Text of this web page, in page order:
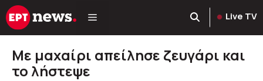
Μετάβαση
σε
Live TV
Με μαχαίρι απείλησε ζευγάρι και
το λήστεψε